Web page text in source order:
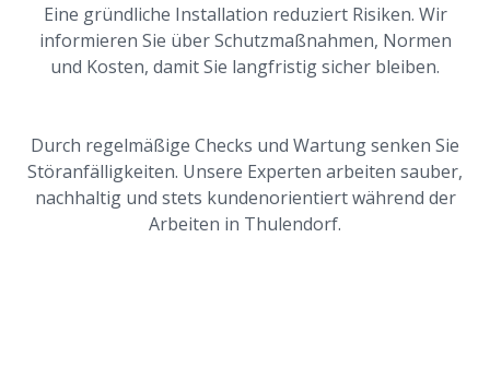
Eine gründliche Installation reduziert Risiken. Wir
informieren Sie über Schutzmaßnahmen, Normen
und Kosten, damit Sie langfristig sicher bleiben.
Durch regelmäßige Checks und Wartung senken Sie
Störanfälligkeiten. Unsere Experten arbeiten sauber,
nachhaltig und stets kundenorientiert während der
Arbeiten in Thulendorf.